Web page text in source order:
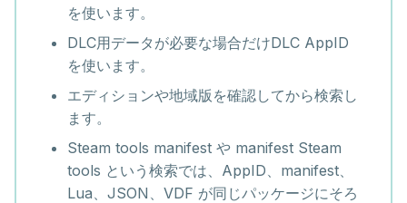
を使います。
DLC用データが必要な場合だけDLC AppID
を使います。
エディションや地域版を確認してから検索し
ます。
Steam tools manifest や manifest Steam
tools という検索では、AppID、manifest、
Lua、JSON、VDF が同じパッケージにそろ